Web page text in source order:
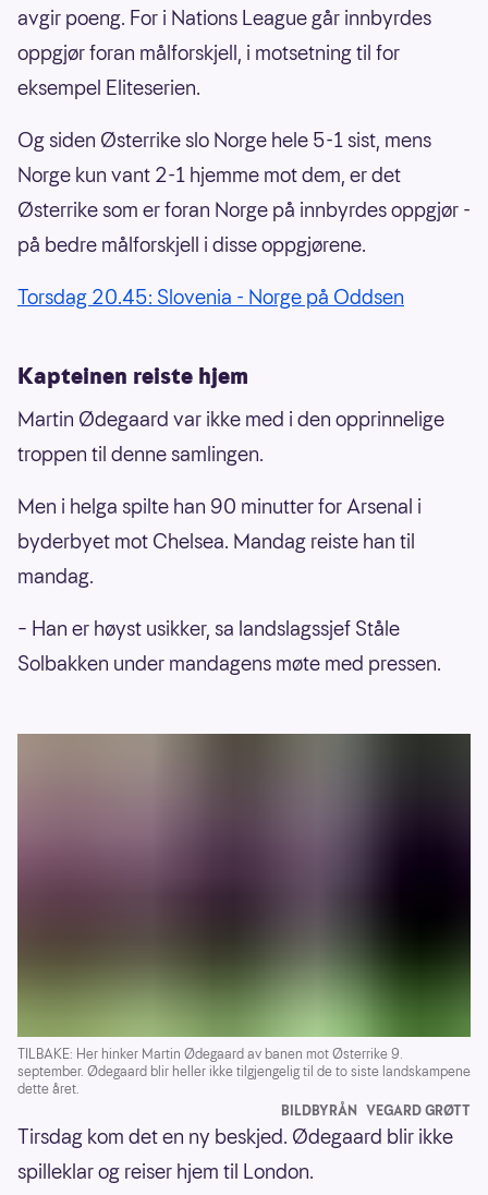
avgir poeng. For i Nations League går innbyrdes
oppgjør foran målforskjell, i motsetning til for
eksempel Eliteserien.
Og siden Østerrike slo Norge hele 5-1 sist, mens
Norge kun vant 2-1 hjemme mot dem, er det
Østerrike som er foran Norge på innbyrdes oppgjør -
på bedre målforskjell i disse oppgjørene.
Torsdag 20.45: Slovenia - Norge på Oddsen
Kapteinen reiste hjem
Martin Ødegaard var ikke med i den opprinnelige
troppen til denne samlingen.
Men i helga spilte han 90 minutter for Arsenal i
byderbyet mot Chelsea. Mandag reiste han til
mandag.
– Han er høyst usikker, sa landslagssjef Ståle
Solbakken under mandagens møte med pressen.
TILBAKE: Her hinker Martin Ødegaard av banen mot Østerrike 9.
september. Ødegaard blir heller ikke tilgjengelig til de to siste landskampene
dette året.
BILDBYRÅN VEGARD GRØTT
Tirsdag kom det en ny beskjed. Ødegaard blir ikke
spilleklar og reiser hjem til London.